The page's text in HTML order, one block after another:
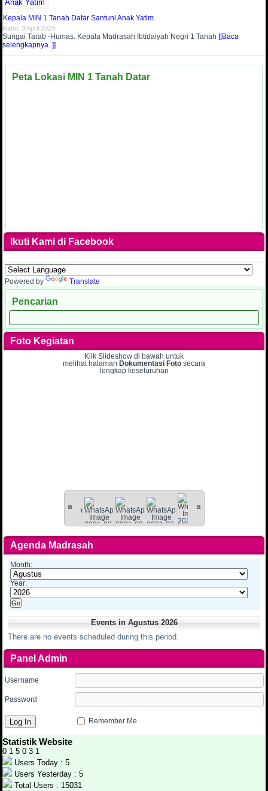
Kepala MIN 1 Tanah Datar Santuni Anak Yatim
Rabu, 3 April 2024
Sungai Tarab -Humas. Kepala Madrasah Ibtidaiyah Negri 1 Tanah[[Baca
selengkapnya..]]
Peta Lokasi MIN 1 Tanah Datar
Ikuti Kami di Facebook
Powered by Translate
Pencarian
Foto Kegiatan
Klik Slideshow di bawah untuk
melihat halaman Dokumentasi Foto secara
lengkap keseluruhan
Agenda Madrasah
Month:
Year:
Events in Agustus 2026
There are no events scheduled during this period.
Panel Admin
Username
Password
Remember Me
Statistik Website
0 1 5 0 3 1
Users Today : 5
Users Yesterday : 5
Total Users : 15031